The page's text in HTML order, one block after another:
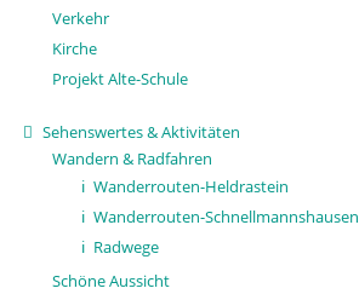
Verkehr
Kirche
Projekt Alte-Schule
Sehenswertes & Aktivitäten
Wandern & Radfahren
Wanderrouten-Heldrastein
Wanderrouten-Schnellmannshausen
Radwege
Schöne Aussicht